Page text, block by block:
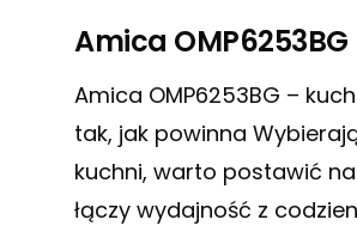
Amica OMP6253BG
Amica OMP6253BG –
tak, jak powinna
kuchni, warto postawić
łączy wydajność z